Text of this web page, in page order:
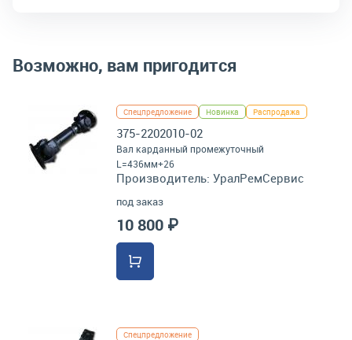
Возможно, вам пригодится
Спецпредложение Новинка Распродажа
375-2202010-02
Вал карданный промежуточный
L=436мм+26
Производитель: УралРемСервис
под заказ
10 800 ₽
Спецпредложение